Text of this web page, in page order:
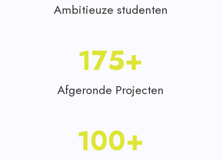
Ambitieuze studenten
175
Afgeronde Projecten
100